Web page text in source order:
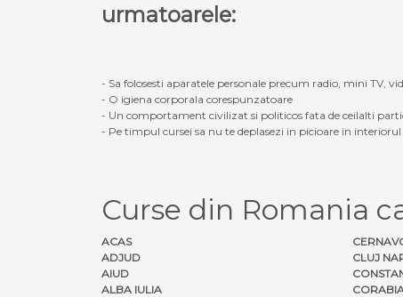
urmatoarele:
- Sa folosesti aparatele personale precum radio, mini TV,
- O igiena corporala corespunzatoare
- Un comportament civilizat si politicos fata de ceilalti
- Pe timpul cursei sa nu te deplasezi in picioare in
Curse din Romania
ACAS
ADJUD
AIUD
ALBA IULIA
CLUJ